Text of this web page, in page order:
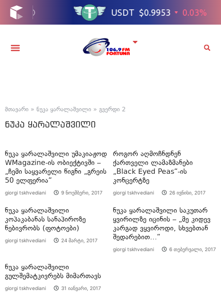
მთავარი » ნუკა ყარალაშვილი » გვერდი 2
ნუკა ყარალაშვილი
ნუკა ყარალაშვილი უმაკიაჟოდ
WMagazine-ის ობიექტივში –
„ჩემი საყვარელი წიგნი „გრეის
50 ელფერია“
giorgi tskhvediani 9 ნოემბერი, 2017
როგორ აღმოჩნდნენ
ქართველი ლამაზმანები
„Black Eyed Peas“-ის
კონცერტზე
giorgi tskhvediani 26 ივნისი, 2017
ნუკა ყარალაშვილი
კოპაკაბანას სანაპიროზე
ნებივრობს (ფოტოები)
giorgi tskhvediani 24 მარტი, 2017
ნუკა ყარალაშვილი საკუთარ
ყვირილზე იცინის – „მე კიდევ
კარგად ვყვიროდი, სხვებთან
შედარებით…“
giorgi tskhvediani 6 თებერვალი, 2017
ნუკა ყარალაშვილი
გულშემატკივრებს მიმართავს
giorgi tskhvediani 31 იანვარი, 2017